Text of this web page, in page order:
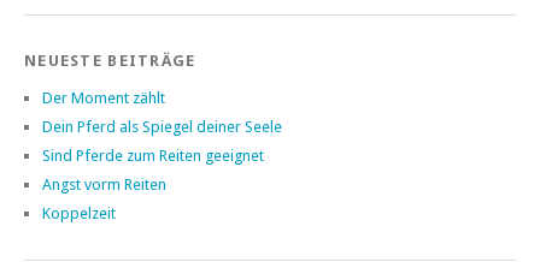
NEUESTE BEITRÄGE
Der Moment zählt
Dein Pferd als Spiegel deiner Seele
Sind Pferde zum Reiten geeignet
Angst vorm Reiten
Koppelzeit